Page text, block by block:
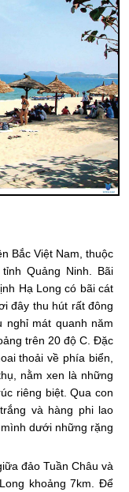
Bắc Việt Nam, thuộc
Quảng Ninh. Bãi
Hạ Long có bãi cát
đây thu hút rất đông
nghỉ mát quanh năm
trên 20 độ C. Đặc
thoải về phía biển,
nằm xen là những
riêng biệt. Qua con
và hàng phi lao
dưới những rặng
đảo Tuần Châu và
khoảng 7km. Để